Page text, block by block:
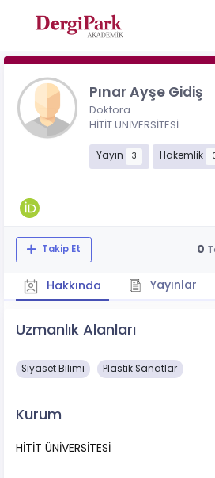
Pınar Ayşe Gidiş
Doktora
HİTİT ÜNİVERSİTESİ
Yayın 3 Hakemlik
Takip Et 0
Hakkında Yayınlar
Uzmanlık Alanları
Siyaset Bilimi Plastik Sanatlar
Kurum
HİTİT ÜNİVERSİTESİ